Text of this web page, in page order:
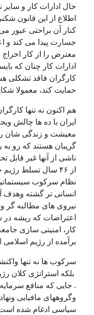
حال ادارات کار و سایر
اطلاع از این قانون
کنار آن براحتی عبور
جسارت پیدا می کند و
معترض را از کار اخراج
ادارات کار چنان کە
کارگران فاقد تشکلی
حمایت کند، معمولا
هم اکنون نه تنها
ایران با ده ها چالش
معیشت و زندگی شان را
گریبان هستند کە رو بە
ناشی از آنها غیر قابل
از ۴۶ سال تسلط
نظام سرکوب
انسانی تر گشته وهدف
نیروی های مطالبه گر
اعتراضات که ریشه در
کار، امنیتی سازی جامعه
برآمدە از رژیم اسلامی
سرکوب ها نه تنها
بلکه استراتژی کلان
. جایی که منافع سرمایه
وگروههای مافیایی
سیاسی ادغام شده است تا